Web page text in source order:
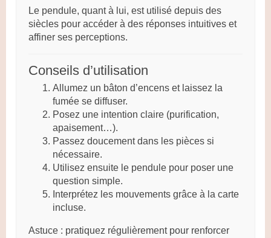
Le pendule, quant à lui, est utilisé depuis des
siècles pour accéder à des réponses intuitives et
affiner ses perceptions.
Conseils d’utilisation
Allumez un bâton d’encens et laissez la
fumée se diffuser.
Posez une intention claire (purification,
apaisement…).
Passez doucement dans les pièces si
nécessaire.
Utilisez ensuite le pendule pour poser une
question simple.
Interprétez les mouvements grâce à la carte
incluse.
Astuce : pratiquez régulièrement pour renforcer